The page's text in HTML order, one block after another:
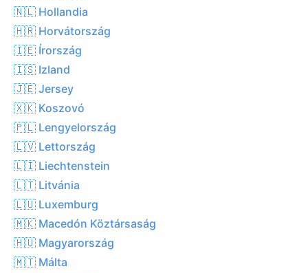
🇳🇱 Hollandia
🇭🇷 Horvátország
🇮🇪 Írország
🇮🇸 Izland
🇯🇪 Jersey
🇽🇰 Koszovó
🇵🇱 Lengyelország
🇱🇻 Lettország
🇱🇮 Liechtenstein
🇱🇹 Litvánia
🇱🇺 Luxemburg
🇲🇰 Macedón Köztársaság
🇭🇺 Magyarország
🇲🇹 Málta